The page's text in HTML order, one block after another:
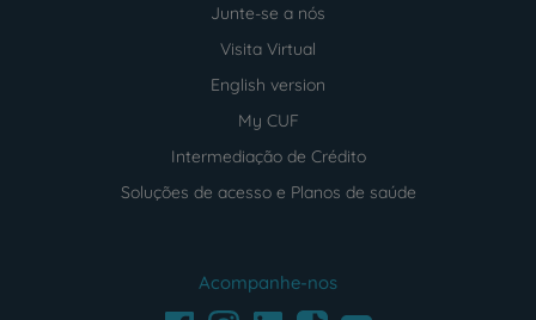
Junte-se a nós
Visita Virtual
English version
My CUF
Intermediação de Crédito
Soluções de acesso e Planos de saúde
Acompanhe-nos